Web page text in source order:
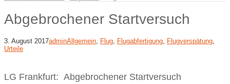
Abgebrochener Startversuch
3. August 2017adminAllgemein Flug Flugabfertigung Flugverspätung
Urteile
LG Frankfurt: Abgebrochener Startversuch